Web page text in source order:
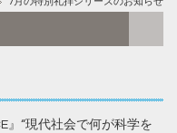
』“現代社会で何が科学を